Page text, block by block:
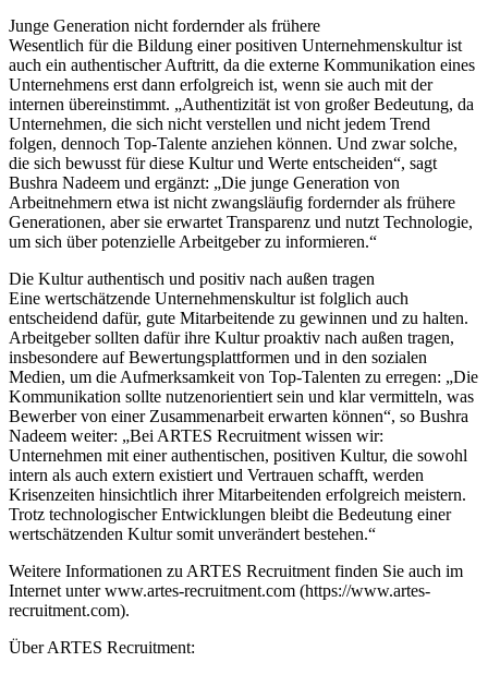
Junge Generation nicht fordernder als frühere
Wesentlich für die Bildung einer positiven Unternehmenskultur ist
auch ein authentischer Auftritt, da die externe Kommunikation eines
Unternehmens erst dann erfolgreich ist, wenn sie auch mit der
internen übereinstimmt. „Authentizität ist von großer Bedeutung, da
Unternehmen, die sich nicht verstellen und nicht jedem Trend
folgen, dennoch Top-Talente anziehen können. Und zwar solche,
die sich bewusst für diese Kultur und Werte entscheiden“, sagt
Bushra Nadeem und ergänzt: „Die junge Generation von
Arbeitnehmern etwa ist nicht zwangsläufig fordernder als frühere
Generationen, aber sie erwartet Transparenz und nutzt Technologie,
um sich über potenzielle Arbeitgeber zu informieren.“
Die Kultur authentisch und positiv nach außen tragen
Eine wertschätzende Unternehmenskultur ist folglich auch
entscheidend dafür, gute Mitarbeitende zu gewinnen und zu halten.
Arbeitgeber sollten dafür ihre Kultur proaktiv nach außen tragen,
insbesondere auf Bewertungsplattformen und in den sozialen
Medien, um die Aufmerksamkeit von Top-Talenten zu erregen: „Die
Kommunikation sollte nutzenorientiert sein und klar vermitteln, was
Bewerber von einer Zusammenarbeit erwarten können“, so Bushra
Nadeem weiter: „Bei ARTES Recruitment wissen wir:
Unternehmen mit einer authentischen, positiven Kultur, die sowohl
intern als auch extern existiert und Vertrauen schafft, werden
Krisenzeiten hinsichtlich ihrer Mitarbeitenden erfolgreich meistern.
Trotz technologischer Entwicklungen bleibt die Bedeutung einer
wertschätzenden Kultur somit unverändert bestehen.“
Weitere Informationen zu ARTES Recruitment finden Sie auch im
Internet unter www.artes-recruitment.com (https://www.artes-
recruitment.com).
Über ARTES Recruitment: